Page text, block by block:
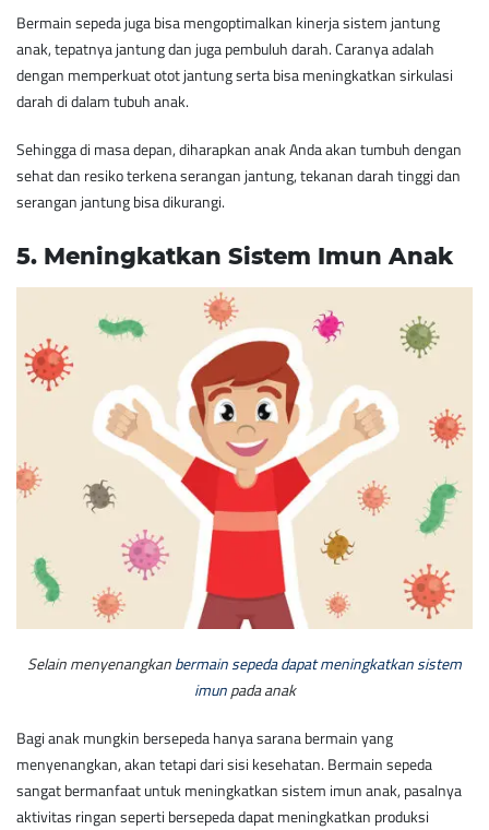
Bermain sepeda juga bisa mengoptimalkan kinerja sistem jantung
anak, tepatnya jantung dan juga pembuluh darah. Caranya adalah
dengan memperkuat otot jantung serta bisa meningkatkan sirkulasi
darah di dalam tubuh anak.
Sehingga di masa depan, diharapkan anak Anda akan tumbuh dengan
sehat dan resiko terkena serangan jantung, tekanan darah tinggi dan
serangan jantung bisa dikurangi.
​5. Meningkatkan Sistem Imun Anak
Selain menyenangkanbermain sepeda dapat meningkatkan sistem
imunpada anak
Bagi anak mungkin bersepeda hanya sarana bermain yang
menyenangkan, akan tetapi dari sisi kesehatan. Bermain sepeda
sangat bermanfaat untuk meningkatkan sistem imun anak, pasalnya
aktivitas ringan seperti bersepeda dapat meningkatkan produksi